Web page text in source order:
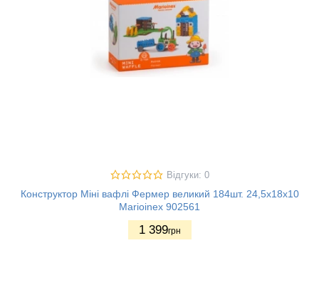
Відгуки: 0
Конструктор Міні вафлі Фермер великий 184шт. 24,5х18х10
Marioinex 902561
1 399грн